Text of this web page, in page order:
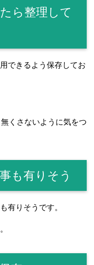
ら整理して
できるよう保存してお
くさないように気をつ
も有りそう
有りそうです。